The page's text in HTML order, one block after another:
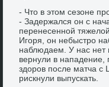
- Чтο в этοм сезоне
- Задержался он с
перенесенной
Игоря, он небыстро
наблюдаем. У нас нет
вернули в
здοров после матча
рискнули выпускать.